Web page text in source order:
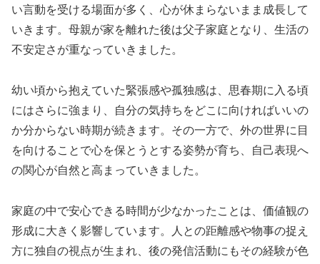
い言動を受ける場面が多く、心が休まらないまま成長して
いきます。母親が家を離れた後は父子家庭となり、生活の
不安定さが重なっていきました。
幼い頃から抱えていた緊張感や孤独感は、思春期に入る頃
にはさらに強まり、自分の気持ちをどこに向ければいいの
か分からない時期が続きます。その一方で、外の世界に目
を向けることで心を保とうとする姿勢が育ち、自己表現へ
の関心が自然と高まっていきました。
家庭の中で安心できる時間が少なかったことは、価値観の
形成に大きく影響しています。人との距離感や物事の捉え
方に独自の視点が生まれ、後の発信活動にもその経験が色